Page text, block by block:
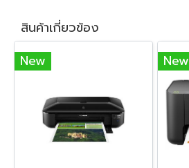
สินค้าเกี่ยวข้อง
New
New